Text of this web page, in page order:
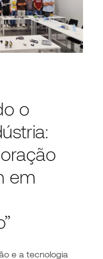
o
em
e a tecnologia